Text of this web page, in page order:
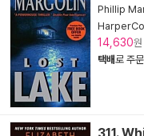
Phillip
14,630
택배로 주